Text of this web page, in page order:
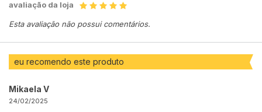
avaliação da loja
Esta avaliação não possui comentários.
eu recomendo este produto
Mikaela V
24/02/2025